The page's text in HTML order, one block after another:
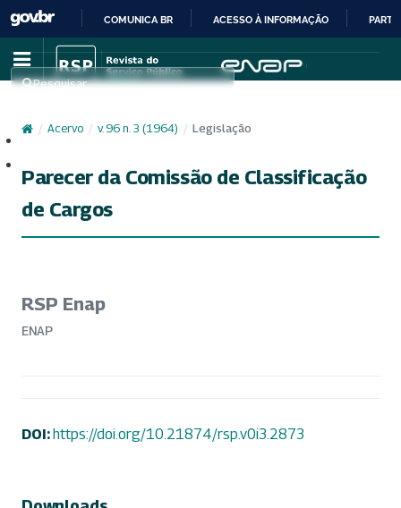
IR
PARA
CONTEÚDO
COMUNICA BR ACESSO À INFORMAÇÃO
Pesquisar
/ Acervo / v. 96 n. 3 (1964) / Legislação
Parecer da Comissão de Classificação
de Cargos
RSP Enap
ENAP
DOI:https://doi.org/10.21874/rsp.v0i3.2873